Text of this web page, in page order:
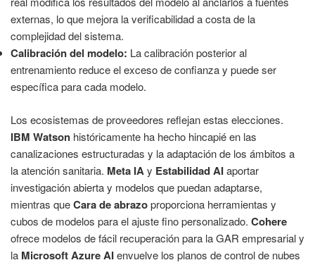
externas, lo que mejora la verificabilidad a costa de la
complejidad del sistema.
Calibración del modelo: La calibración posterior al
entrenamiento reduce el exceso de confianza y puede ser
específica para cada modelo.
Los ecosistemas de proveedores reflejan estas elecciones.
IBM Watson históricamente ha hecho hincapié en las
canalizaciones estructuradas y la adaptación de los ámbitos a
la atención sanitaria. Meta IAy Estabilidad AIaportar
investigación abierta y modelos que puedan adaptarse,
mientras queCara de abrazoproporciona herramientas y
cubos de modelos para el ajuste fino personalizado. Cohere
ofrece modelos de fácil recuperación para la GAR empresarial y
la Microsoft Azure AIenvuelve los planos de control de nubes